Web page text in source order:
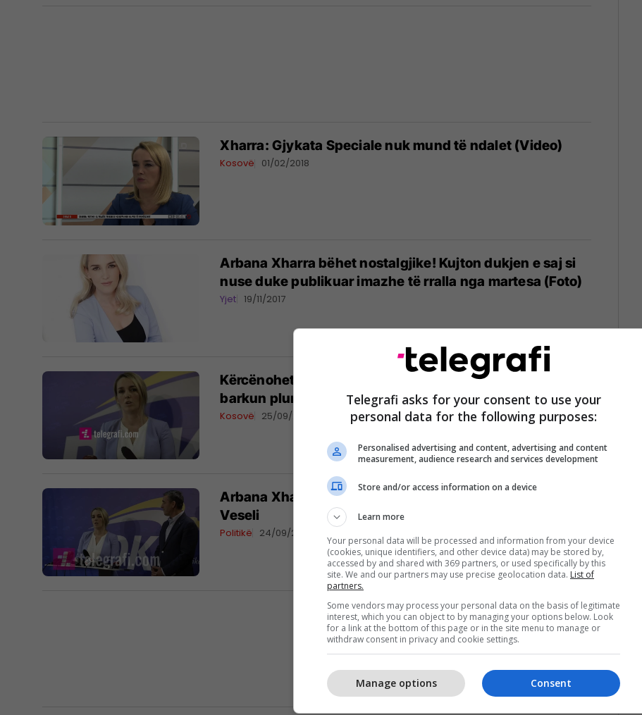
Xharra: Gjykata Speciale nuk mund të ndalet (Video)
Kosovë 01/02/2018
Arbana Xharra bëhet nostalgjike! Kujton dukjen e saj si
nuse duke publikuar imazhe të rralla nga martesa (Foto)
Yjet 19/11/2017
Kërcënohet me jetë Arbana Xharra: "Do ta mbushim
barkun plumba"
Kosovë 25/09/2017
Arbana Xharra, këshilltare e kryeparlamentarit Kadri
Veseli
Politikë 24/09/2017
Telegrafi asks for your consent to use your
personal data for the following purposes:
Personalised advertising and content, advertising and content
measurement, audience research and services development
Store and/or access information on a device
Learn more
Your personal data will be processed and information from your device
(cookies, unique identifiers, and other device data) may be stored by,
accessed by and shared with 369 partners, or used specifically by this
site. We and our partners may use precise geolocation data. List of
partners.
Some vendors may process your personal data on the basis of legitimate
interest, which you can object to by managing your options below. Look
for a link at the bottom of this page or in the site menu to manage or
withdraw consent in privacy and cookie settings.
Consent
Manage options